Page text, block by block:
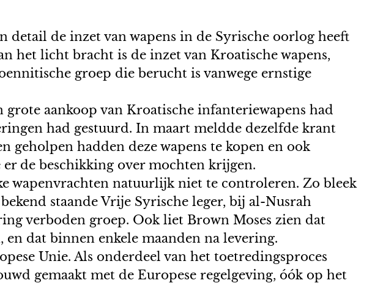
detail de inzet van wapens in de Syrische oorlog heeft
het licht bracht is de inzet van Kroatische wapens,
groep die berucht is vanwege ernstige
aankoop van Kroatische infanteriewapens had
had gestuurd. In maart meldde dezelfde krant
geholpen hadden deze wapens te kopen en ook
de beschikking over mochten krijgen.
wapenvrachten natuurlijk niet te controleren. Zo bleek
staande Vrije Syrische leger, bij al-Nusrah
verboden groep. Ook liet Brown Moses zien dat
dat binnen enkele maanden na levering.
Unie. Als onderdeel van het toetredingsproces
gemaakt met de Europese regelgeving, óók op het